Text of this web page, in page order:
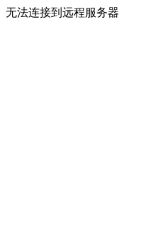
无法连接到远程服务器